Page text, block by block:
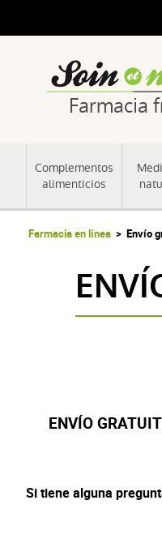
Farmacia
Complementos
alimenticios
Farmacia en línea Envío
ENVÍO
Si tiene alguna